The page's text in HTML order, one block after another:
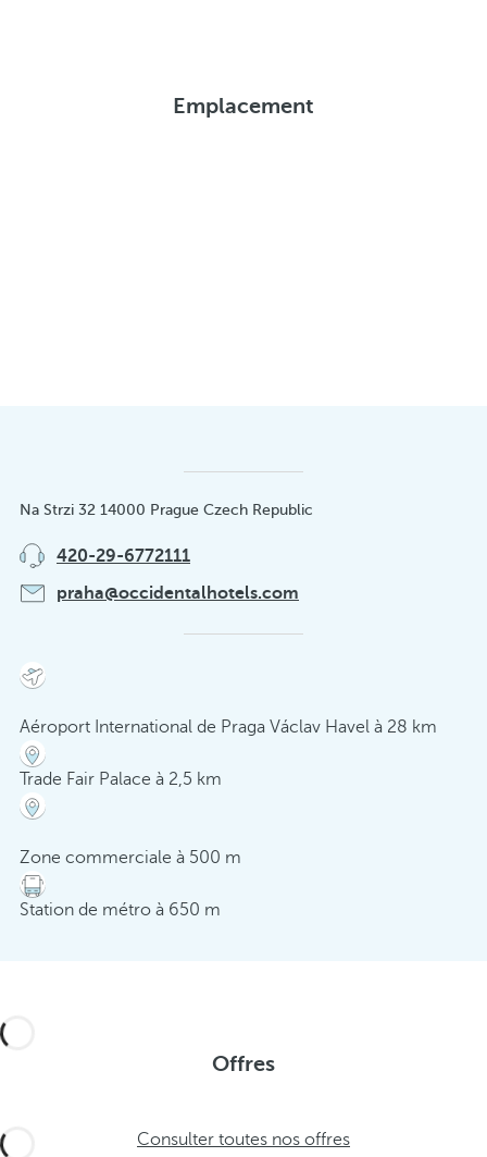
Emplacement
Na Strzi 32 14000 Prague Czech Republic
420-29-6772111
praha@occidentalhotels.com
Aéroport International de Praga Václav Havel à 28 km
Trade Fair Palace à 2,5 km
Zone commerciale à 500 m
Station de métro à 650 m
Offres
Consulter toutes nos offres